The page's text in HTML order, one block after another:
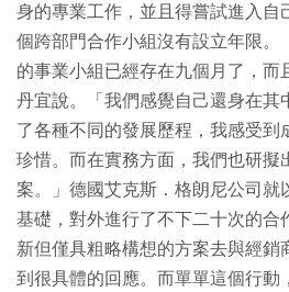
身的專業工作，並且得嘗試進入自
個跨部門合作小組沒有設立年限。
的事業小組已經存在九個月了，而
丹宜說。「我們感覺自己還身在其
了各種不同的發展歷程，我感受到
珍惜。而在實務方面，我們也研擬
案。」德國艾克斯．格朗尼公司就
基礎，對外進行了不下二十次的合
新但僅具粗略構想的方案去與經銷
到很具體的回應。而單單這個行動